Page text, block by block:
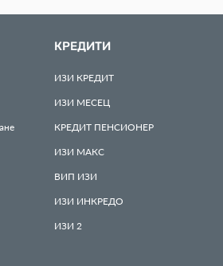
КРЕДИТИ
ИЗИ КРЕДИТ
ИЗИ МЕСЕЦ
КРЕДИТ ПЕНСИОНЕР
ИЗИ МАКС
ВИП ИЗИ
ИЗИ ИНКРЕДО
ИЗИ 2